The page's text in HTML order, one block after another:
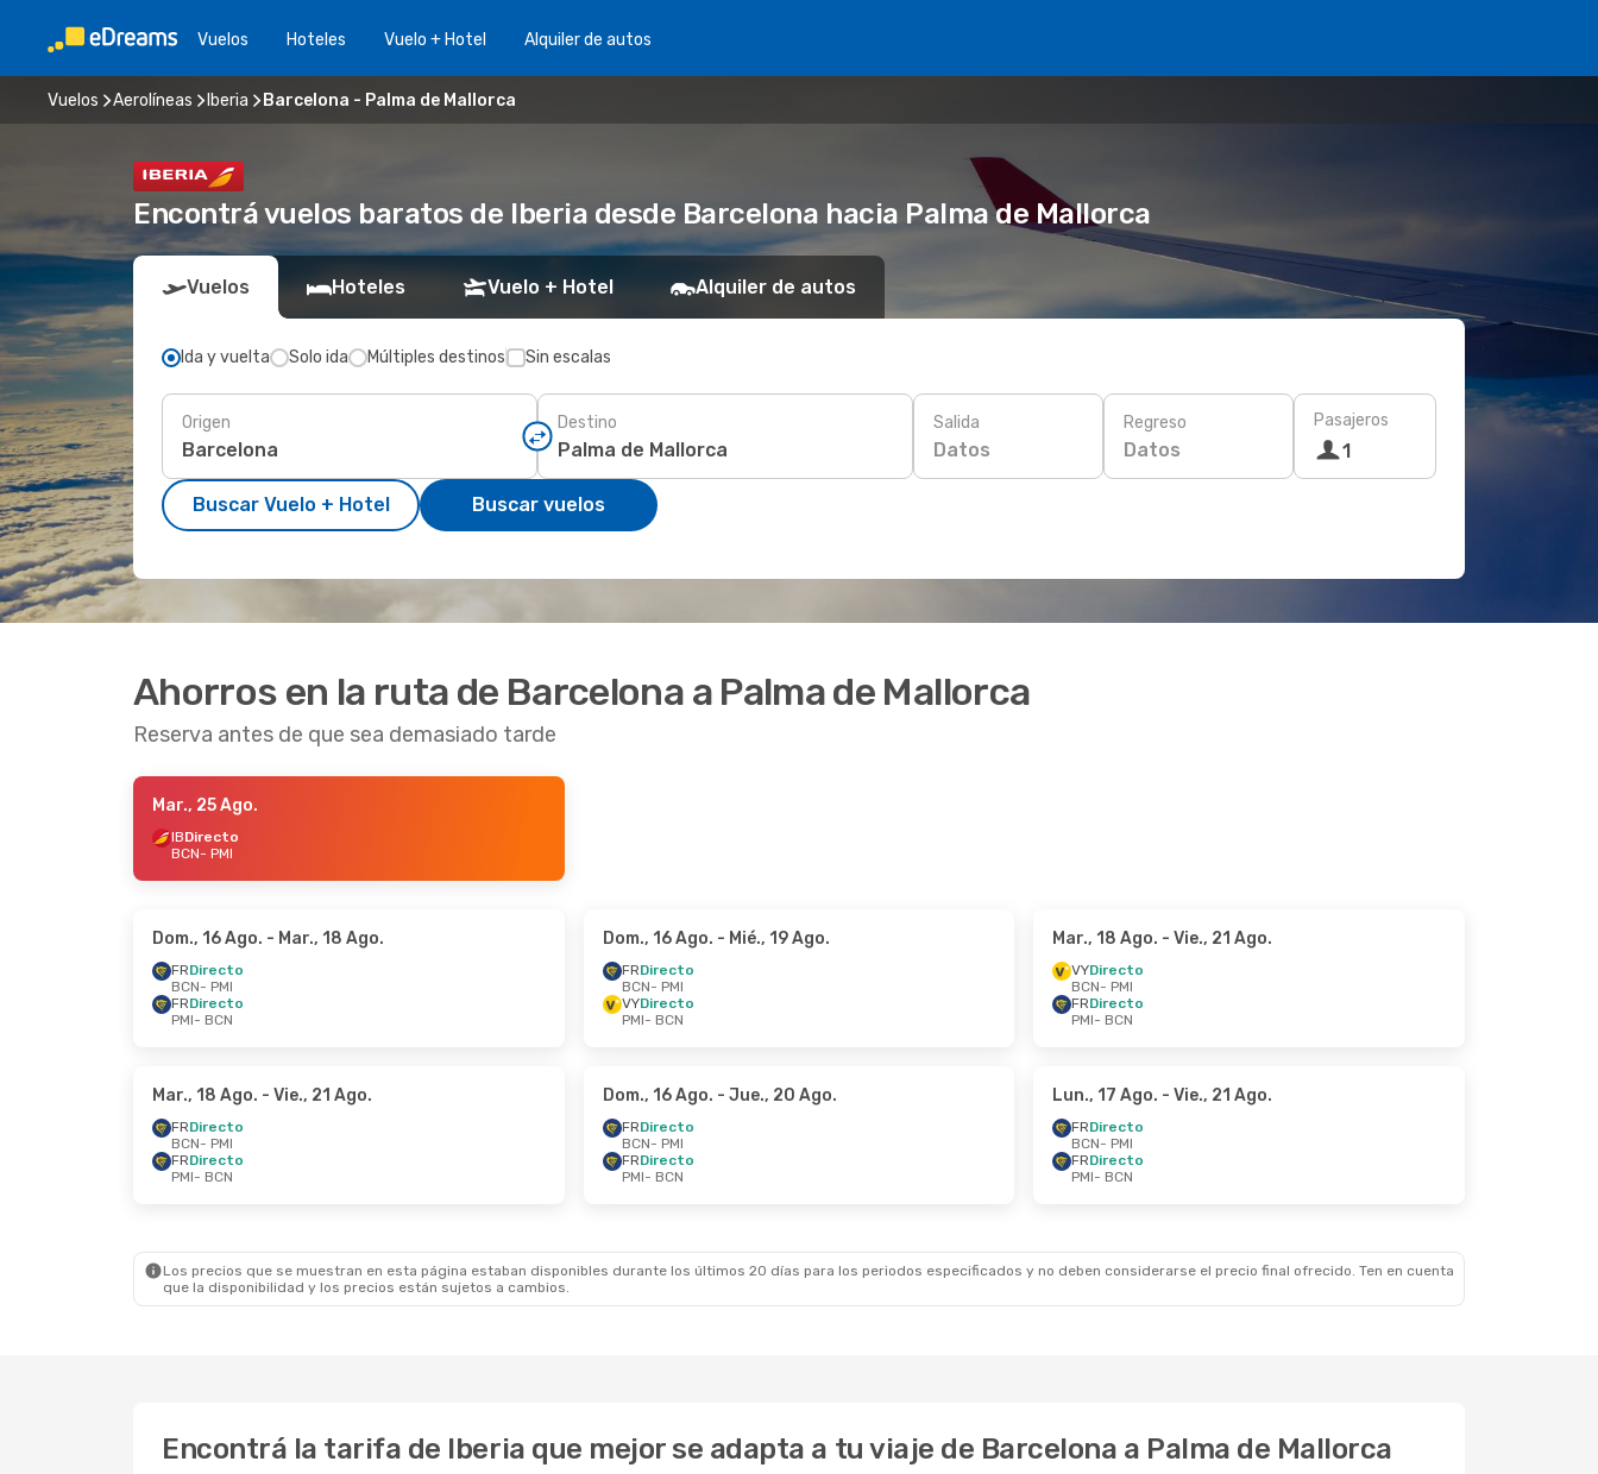
Vuelos Hoteles Vuelo + Hotel Alquiler de autos
Vuelos Aerolíneas Iberia Barcelona - Palma de Mallorca
Encontrá vuelos baratos de Iberia desde Barcelona hacia Palma de Mallorca
Vuelos Hoteles Vuelo + Hotel Alquiler de autos
Ida y vuelta Solo ida Múltiples destinos Sin escalas
Origen Destino Salida
Datos
Regreso
Datos
Pasajeros
1
Buscar Vuelo + Hotel Buscar vuelos
Ahorros en la ruta de Barcelona a Palma de Mallorca
Reserva antes de que sea demasiado tarde
Mar., 25 Ago.
IBDirecto
BCN- PMI
Dom., 16 Ago. - Mar., 18 Ago.
FRDirecto
BCN- PMI
FRDirecto
PMI- BCN
Dom., 16 Ago. - Mié., 19 Ago.
FRDirecto
BCN- PMI
VYDirecto
PMI- BCN
Mar., 18 Ago. - Vie., 21 Ago.
VYDirecto
BCN- PMI
FRDirecto
PMI- BCN
Mar., 18 Ago. - Vie., 21 Ago.
FRDirecto
BCN- PMI
FRDirecto
PMI- BCN
Dom., 16 Ago. - Jue., 20 Ago.
FRDirecto
BCN- PMI
FRDirecto
PMI- BCN
Lun., 17 Ago. - Vie., 21 Ago.
FRDirecto
BCN- PMI
FRDirecto
PMI- BCN
Los precios que se muestran en esta página estaban disponibles durante los últimos 20 días para los periodos especificados y no deben considerarse el precio final ofrecido. Ten en cuenta
que la disponibilidad y los precios están sujetos a cambios.
Encontrá la tarifa de Iberia que mejor se adapta a tu viaje de Barcelona a Palma de Mallorca